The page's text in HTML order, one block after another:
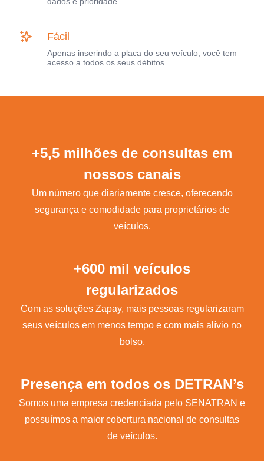
Fácil
Apenas inserindo a placa do seu veículo, você tem
acesso a todos os seus débitos.
+5,5 milhões de consultas em
nossos canais
Um número que diariamente cresce, oferecendo
segurança e comodidade para proprietários de
veículos.
+600 mil veículos
regularizados
Com as soluções Zapay, mais pessoas regularizaram
seus veículos em menos tempo e com mais alívio no
bolso.
Presença em todos os DETRAN’s
Somos uma empresa credenciada pelo SENATRAN e
possuímos a maior cobertura nacional de consultas
de veículos.